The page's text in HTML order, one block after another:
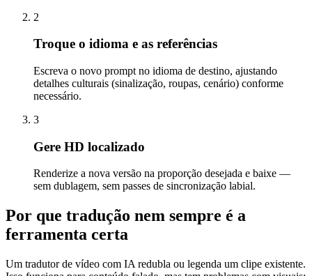
2
Troque o idioma e as referências
Escreva o novo prompt no idioma de destino, ajustando
detalhes culturais (sinalização, roupas, cenário) conforme
necessário.
3
Gere HD localizado
Renderize a nova versão na proporção desejada e baixe —
sem dublagem, sem passes de sincronização labial.
Por que tradução nem sempre é a
ferramenta certa
Um tradutor de vídeo com IA redubla ou legenda um clipe existente.